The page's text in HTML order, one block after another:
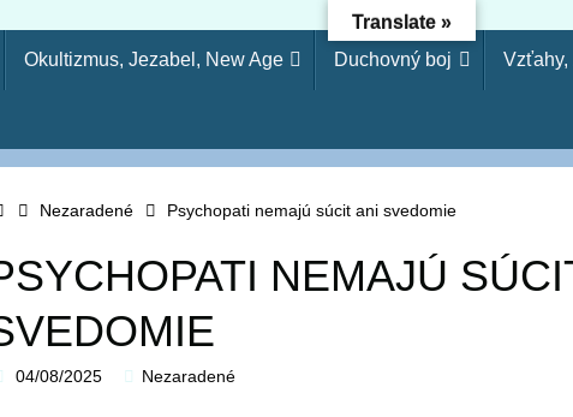
hriech čarodejníctva, svojvoľnosť je (ako) hriech
Okultizmus, Jezabel, New Age Duchovný boj Vzťahy,
HomeNezaradené Psychopati nemajú súcit ani svedomie
NEMAJÚ
04/08/2025 Nezaradené
Translate »